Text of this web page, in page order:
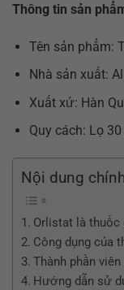
Thông tin sản
Tên sản phẩm:
Nhà sản xuất:
Xuất xứ: Hàn
Quy cách: Lọ
Nội dung chính
Orlistat là thuốc
Công dụng của
Thành phần
Hướng dẫn sử